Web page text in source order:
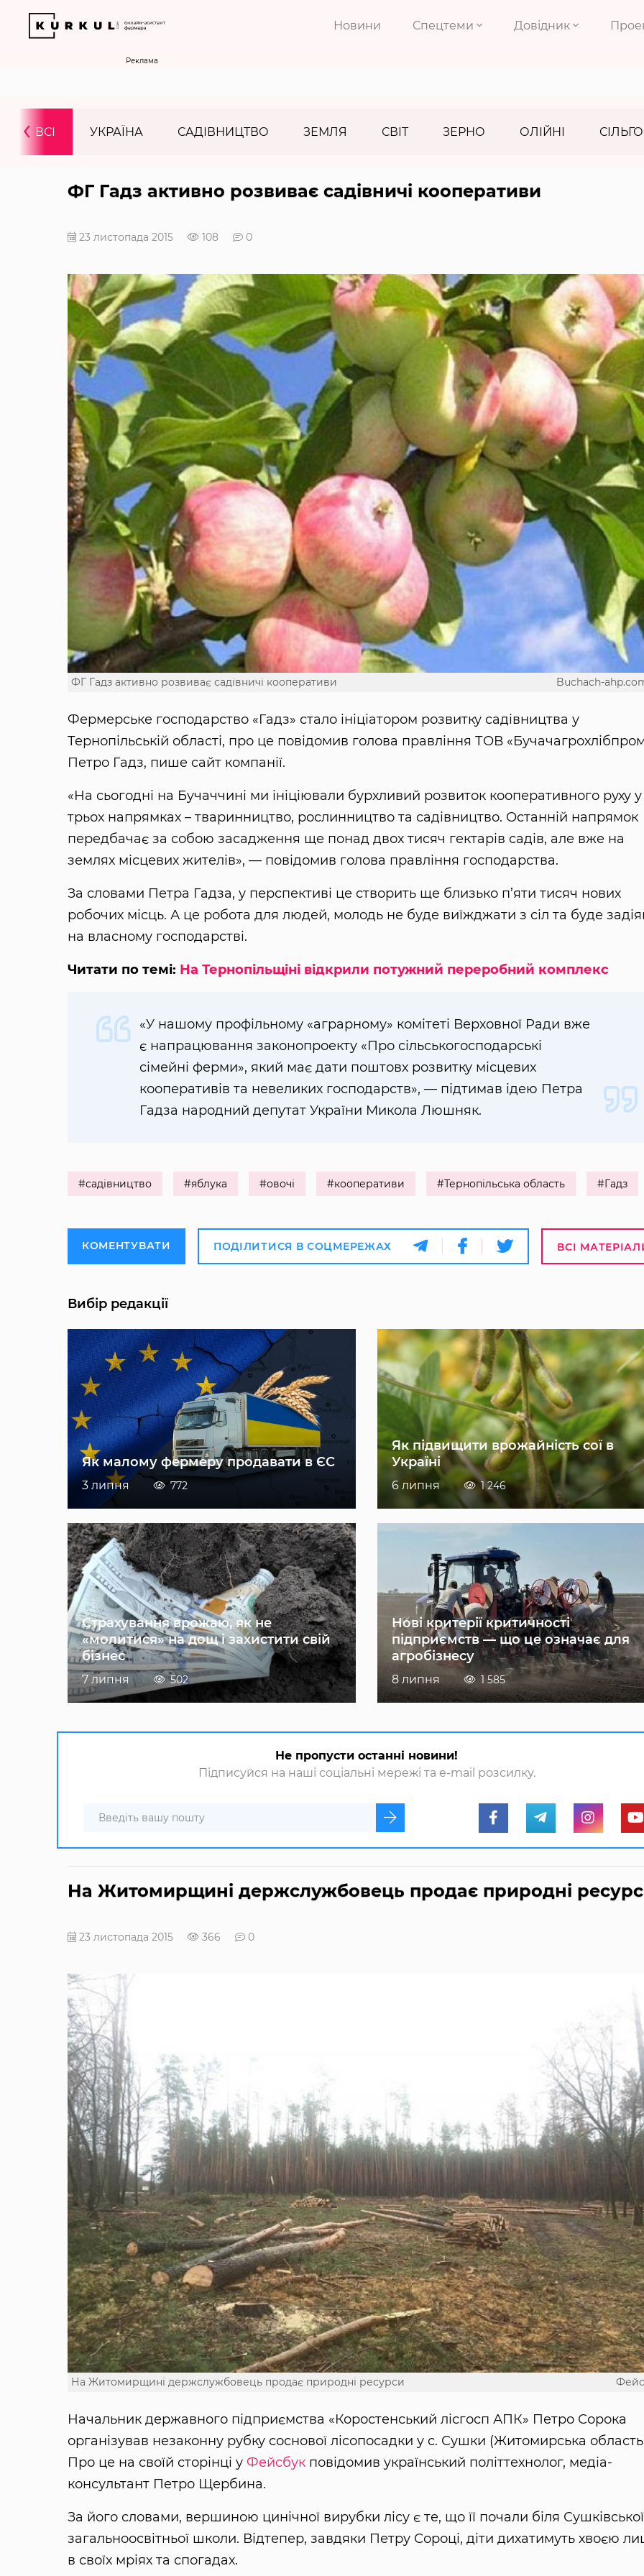
Новини Спецтеми Довідник
Реклама
ВСІ УКРАЇНА САДІВНИЦТВО ЗЕМЛЯ СВІТ ЗЕРНО ОЛІЙНІ
‹
ФГ Гадз активно розвиває садівничі кооперативи
23 листопада 2015 108 0
Buchach-
ФГ Гадз активно розвиває садівничі кооперативи
Фермерське господарство «Гадз» стало ініціатором розвитку садівництва у
Тернопільській області, про це повідомив голова правління ТОВ
Петро Гадз, пише сайт компанії.
«На сьогодні на Бучаччині ми ініціювали бурхливий розвиток кооперативного руху у
трьох напрямках – тваринництво, рослинництво та садівництво. Останній напрямок
передбачає за собою засадження ще понад двох тисяч гектарів садів, але вже на
землях місцевих жителів», — повідомив голова правління господарства.
За словами Петра Гадза, у перспективі це створить ще близько п’яти тисяч нових
робочих місць. А це робота для людей, молодь не буде виїжджати з сіл та буде
на власному господарстві.
Читати по темі: На Тернопільщіні відкрили потужний переробний комплекс
«У нашому профільному «аграрному» комітеті Верховної Ради вже
є напрацювання законопроекту «Про сільськогосподарські
сімейні ферми», який має дати поштовх розвитку місцевих
кооперативів та невеликих господарств», — підтимав ідею Петра
Гадза народний депутат України Микола Люшняк.
#садівництво #яблука #овочі #кооперативи #Тернопільська область #Гадз
КОМЕНТУВАТИ ПОДІЛИТИСЯ В СОЦМЕРЕЖАХ ВСІ
Вибір редакції
Як малому фермеру продавати в ЄС
3 липня 772
Як підвищити врожайність сої в
Україні
6 липня 1 246
Страхування врожаю, як не
«молитися» на дощ і захистити свій
бізнес
7 липня 502
Нові критерії критичності
підприємств — що це означає для
агробізнесу
8 липня 1 585
Не пропусти останні новини!
Підписуйся на наші соціальні мережі та e-mail розсилку.
На Житомирщині держслужбовець продає природні
23 листопада 2015 366 0
На Житомирщині держслужбовець продає природні ресурси
Начальник державного підприємства «Коростенський лісгосп АПК» Петро Сорока
організував незаконну рубку соснової лісопосадки у с. Сушки (Житомирська
Про це на своїй сторінці у Фейсбукповідомив український політтехнолог, медіа-
консультант Петро Щербина.
За його словами, вершиною цинічної вирубки лісу є те, що її почали біля Сушківської
загальноосвітньої школи. Відтепер, завдяки Петру Сороці, діти дихатимуть хвоєю
в своїх мріях та спогадах.